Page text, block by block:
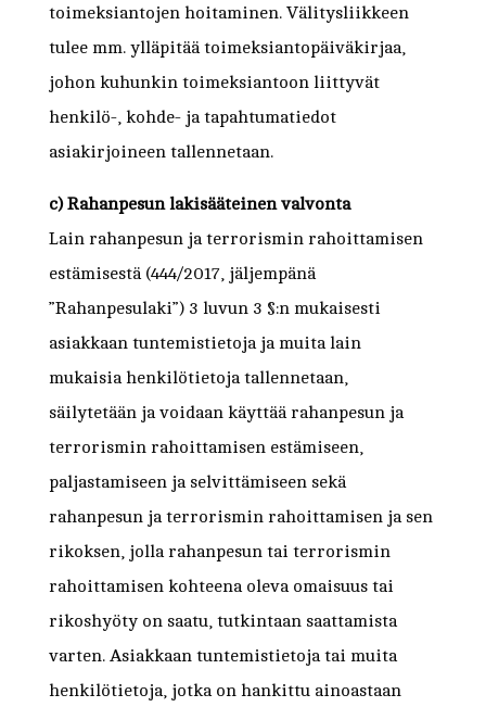
toimeksiantojen hoitaminen. Välitysliikkeen
tulee mm. ylläpitää toimeksiantopäiväkirjaa,
johon kuhunkin toimeksiantoon liittyvät
henkilö-, kohde- ja tapahtumatiedot
asiakirjoineen tallennetaan.
c) Rahanpesun lakisääteinen valvonta
Lain rahanpesun ja terrorismin rahoittamisen
estämisestä (444/2017, jäljempänä
”Rahanpesulaki”) 3 luvun 3 §:n mukaisesti
asiakkaan tuntemistietoja ja muita lain
mukaisia henkilötietoja tallennetaan,
säilytetään ja voidaan käyttää rahanpesun ja
terrorismin rahoittamisen estämiseen,
paljastamiseen ja selvittämiseen sekä
rahanpesun ja terrorismin rahoittamisen ja sen
rikoksen, jolla rahanpesun tai terrorismin
rahoittamisen kohteena oleva omaisuus tai
rikoshyöty on saatu, tutkintaan saattamista
varten. Asiakkaan tuntemistietoja tai muita
henkilötietoja, jotka on hankittu ainoastaan